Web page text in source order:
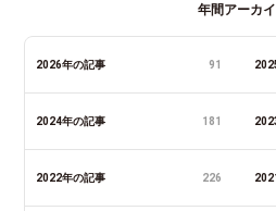
年間アーカ
2026年の記事 91
2024年の記事 181
2022年の記事 226